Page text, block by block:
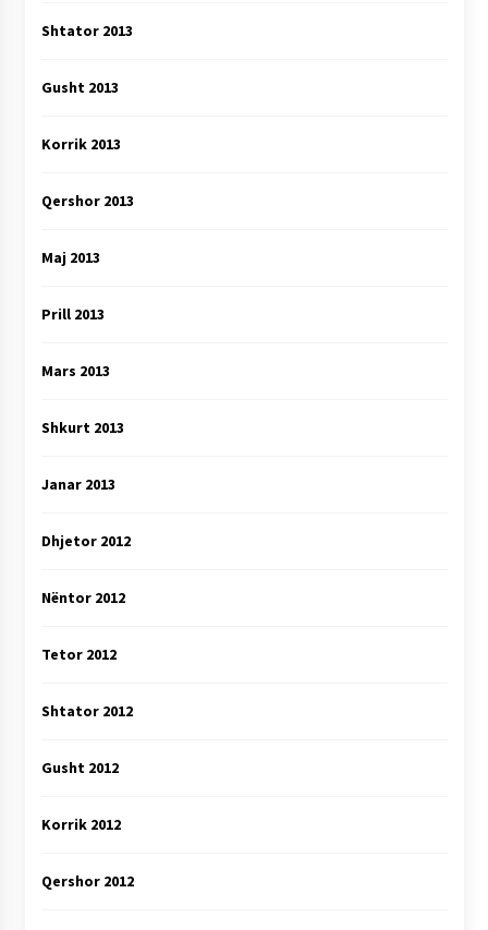
Shtator 2013
Gusht 2013
Korrik 2013
Qershor 2013
Maj 2013
Prill 2013
Mars 2013
Shkurt 2013
Janar 2013
Dhjetor 2012
Nëntor 2012
Tetor 2012
Shtator 2012
Gusht 2012
Korrik 2012
Qershor 2012